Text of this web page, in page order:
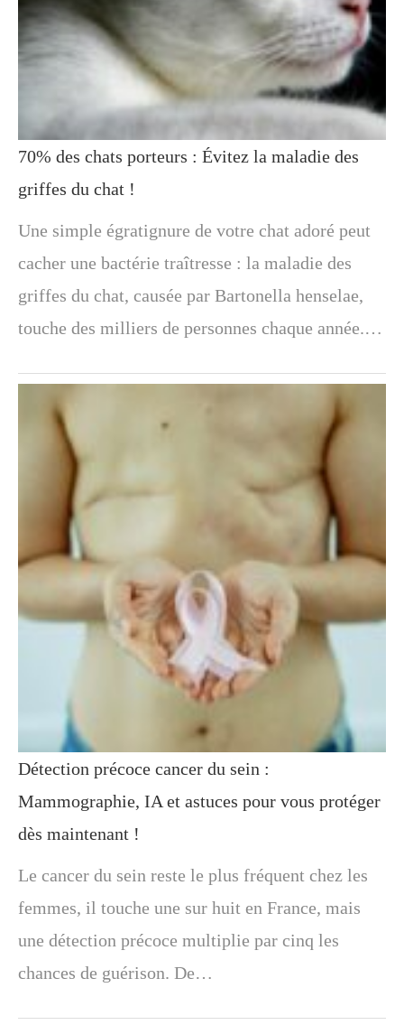
70% des chats porteurs : Évitez la maladie des
griffes du chat !
Une simple égratignure de votre chat adoré peut
cacher une bactérie traîtresse : la maladie des
griffes du chat, causée par Bartonella henselae,
touche des milliers de personnes chaque année.…
Détection précoce cancer du sein :
Mammographie, IA et astuces pour vous protéger
dès maintenant !
Le cancer du sein reste le plus fréquent chez les
femmes, il touche une sur huit en France, mais
une détection précoce multiplie par cinq les
chances de guérison. De…